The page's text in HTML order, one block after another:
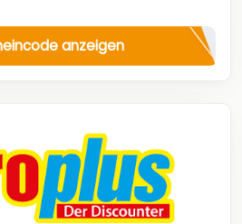
anzeigen